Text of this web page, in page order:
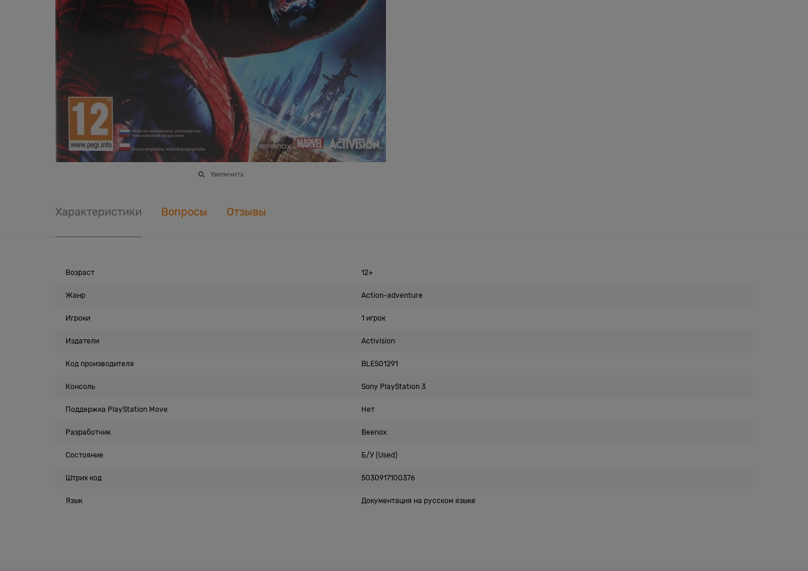
Увеличить
Характеристики Вопросы Отзывы
Возраст 12+
Жанр Action-adventure
Игроки 1 игрок
Издатели Activision
Код производителя BLES01291
Консоль Sony PlayStation 3
Поддержка PlayStation Move Нет
Разработчик Beenox
Состояние Б/У (Used)
Штрих код 5030917100376
Язык Документация на русском языке